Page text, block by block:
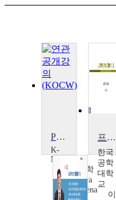
Project Management
K-
MOOC
우송대학
교 Anura
Amarasena
프로젝트관리-기초와 이해
한국
공학
대학
교
이